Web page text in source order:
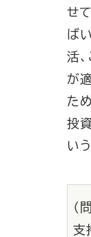
せ
ば
活
が
た
投
い
（
支